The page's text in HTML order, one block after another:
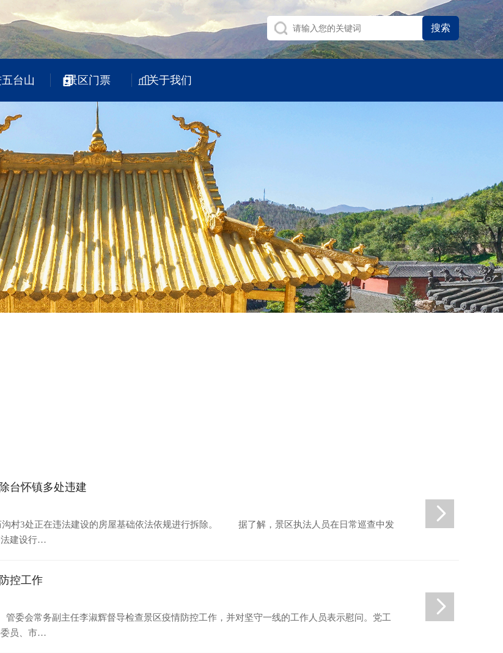
台山 景区门票 关于我们
台怀镇多处违建
沟村3处正在违法建设的房屋基础依法依规进行拆除。 据了解，景区执法人员在日常巡查中发
法建设行…
控工作
管委会常务副主任李淑辉督导检查景区疫情防控工作，并对坚守一线的工作人员表示慰问。党工
委员、市…